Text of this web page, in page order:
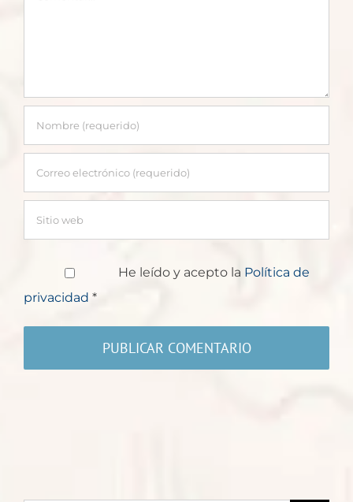
He leído y acepto la Política de
privacidad *